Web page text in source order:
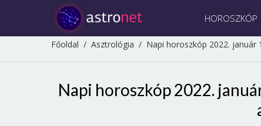
HOROSZKÓP
Főoldal / Asztrológia / Napi horoszkóp 2022. január
Napi horoszkóp 2022.